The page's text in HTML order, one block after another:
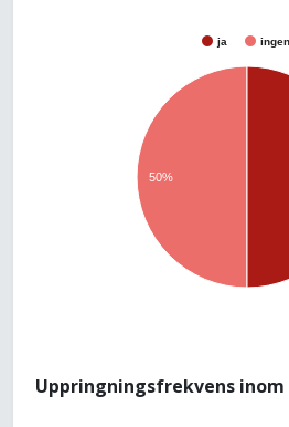
ja ingen
50%
Uppringningsfrekvens